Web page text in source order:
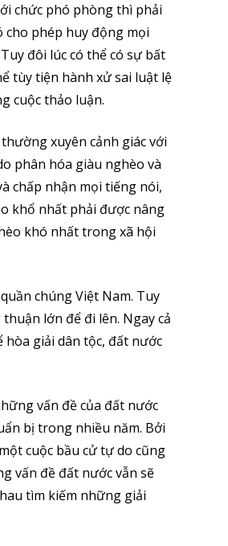
chức phó phòng thì phải
cho phép huy động mọi
đôi lúc có thể có sự bất
tùy tiện hành xử sai luật lệ
cuộc thảo luận.
xuyên cảnh giác với
phân hóa giàu nghèo và
chấp nhận mọi tiếng nói,
khổ nhất phải được nâng
khó nhất trong xã hội
chúng Việt Nam. Tuy
lớn để đi lên. Ngay cả
hòa giải dân tộc, đất nước
vấn đề của đất nước
bị trong nhiều năm. Bởi
cuộc bầu cử tự do cũng
vấn đề đất nước vẫn sẽ
tìm kiếm những giải